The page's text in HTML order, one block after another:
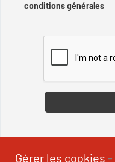
conditions générales
Gérer les cookies -